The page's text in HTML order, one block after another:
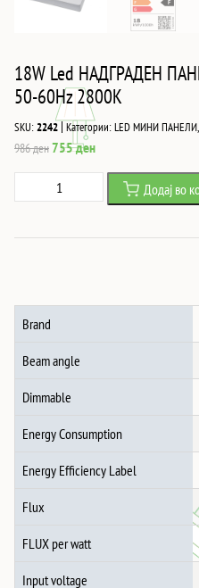
18W Led НАДГРАДЕН
50-60Hz 2800K
SKU:2242|Категории:LED МИНИ ПАНЕЛИ,
986денOriginal
was:
755денCurrent
price
755 ден.
Led
260V
50-
60Hz
количина
Додај во
Brand
Beam angle
Dimmable
Energy Consumption
Energy Efficiency Label
Flux
FLUX per watt
Input voltage